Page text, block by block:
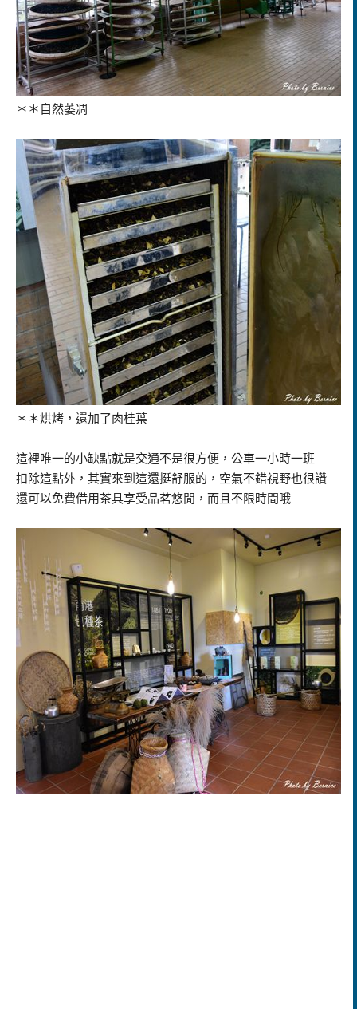
＊＊自然萎凋
＊＊烘烤，還加了肉桂葉
這裡唯一的小缺點就是交通不是很方便，公車一小時一班
扣除這點外，其實來到這還挺舒服的，空氣不錯視野也很讚
還可以免費借用茶具享受品茗悠閒，而且不限時間哦